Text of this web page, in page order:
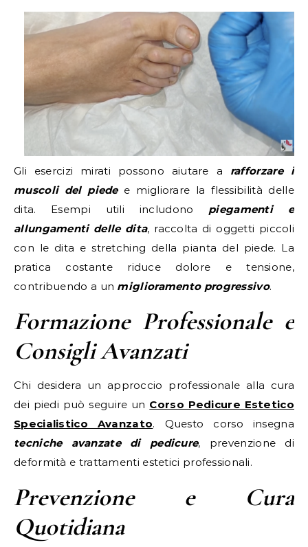
Gli esercizi mirati possono aiutare a rafforzare i
muscoli del piedee migliorare la flessibilità delle
dita. Esempi utili includono piegamenti e
allungamenti delle dita, raccolta di oggetti piccoli
con le dita e stretching della pianta del piede. La
pratica costante riduce dolore e tensione,
contribuendo a un miglioramento progressivo.
Formazione Professionale e
Consigli Avanzati
Chi desidera un approccio professionale alla cura
dei piedi può seguire un Corso Pedicure Estetico
Specialistico Avanzato. Questo corso insegna
tecniche avanzate di pedicure, prevenzione di
deformità e trattamenti estetici professionali.
Prevenzione e Cura
Quotidiana